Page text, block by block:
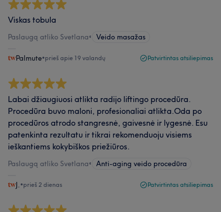
Viskas tobula
Paslaugą atliko Svetlana• Veido masažas
Palmute•prieš apie 19 valandų Patvirtintas atsiliepimas
Labai džiaugiuosi atlikta radijo liftingo procedūra.
Procedūra buvo maloni, profesionaliai atlikta.Oda po
procedūros atrodo stangresnė, gaivesnė ir lygesnė. Esu
patenkinta rezultatu ir tikrai rekomenduoju visiems
ieškantiems kokybiškos priežiūros.
Paslaugą atliko Svetlana• Anti-aging veido procedūra
J. •prieš 2 dienas Patvirtintas atsiliepimas